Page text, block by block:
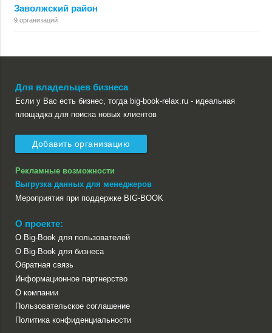
Заволжский район
9 организаций
Для владельцев бизнеса
Если у Вас есть бизнес, тогда big-book-relax.ru - идеальная
площадка для поиска новых клиентов
Добавить организацию
Рекламные возможности
Выгрузка данных для менеджеров
Мероприятия при поддержке BIG-BOOK
О проекте:
О Big-Book для пользователей
О Big-Book для бизнеса
Обратная связь
Информационное партнерство
О компании
Пользовательское соглашение
Политика конфиденциальности